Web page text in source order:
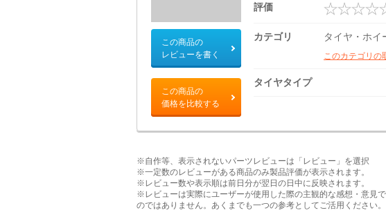
この商品の
レビューを書く
この商品の
価格を比較する
評価
カテゴリ タイヤ・ホイ
このカテゴリの
タイヤタイプ
※自作等、表示されないパーツレビューは「レビュー」を選択
※一定数のレビューがある商品のみ製品評価が表示されます。
※レビュー数や表示順は前日分が翌日の日中に反映されます。
※レビューは実際にユーザーが使用した際の主観的な感想・意見
のではありません。あくまでも一つの参考としてご活用ください。